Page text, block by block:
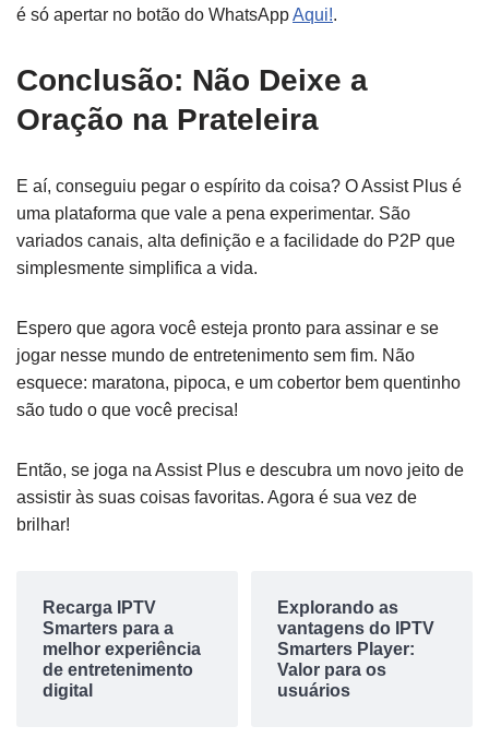
é só apertar no botão do WhatsAppAqui!.
Conclusão: Não Deixe a
Oração na Prateleira
E aí, conseguiu pegar o espírito da coisa? O Assist Plus é
uma plataforma que vale a pena experimentar. São
variados canais, alta definição e a facilidade do P2P que
simplesmente simplifica a vida.
Espero que agora você esteja pronto para assinar e se
jogar nesse mundo de entretenimento sem fim. Não
esquece: maratona, pipoca, e um cobertor bem quentinho
são tudo o que você precisa!
Então, se joga na Assist Plus e descubra um novo jeito de
assistir às suas coisas favoritas. Agora é sua vez de
brilhar!
Recarga IPTV
Smarters para a
melhor experiência
de entretenimento
digital
Explorando as
vantagens do IPTV
Smarters Player:
Valor para os
usuários